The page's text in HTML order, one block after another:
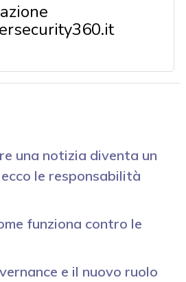
una notizia diventa un
le responsabilità
funziona contro le
e il nuovo ruolo